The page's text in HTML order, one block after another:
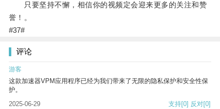
只要坚持不懈，相信你的视频定会迎来更多的关注和赞
誉！。
#37#
评论
游客
这款加速器VPM应用程序已经为我们带来了无限的隐私保护和安全性保
护。
2025-06-29
支持[0] 反对[0]